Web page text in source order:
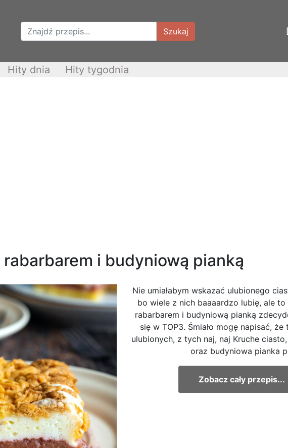
Szukaj
Hity dnia Hity tygodnia
i budyniową pianką
Nie umiałabym wskazać ulubionego
bo wiele z nich baaaardzo lubię, ale
rabarbarem i budyniową pianką
się w TOP3. Śmiało mogę napisać,
ulubionych, z tych naj, naj Kruche
oraz budyniowa pianka
Zobacz cały przepis...